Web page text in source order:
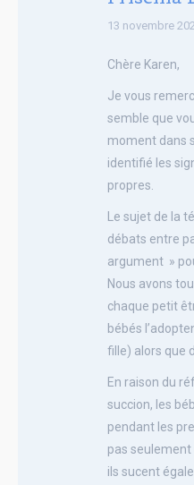
says:
13 novembre
Chère Karen,
Je vous
semble que
moment dans
identifié les
propres.
Le sujet de la
débats entre
argument »
Nous avons
chaque petit
bébés
fille) alors que
En raison du
succion, les
pendant les
pas
ils sucent